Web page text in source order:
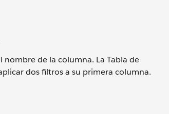
de la columna. La Tabla de
dos filtros a su primera columna.